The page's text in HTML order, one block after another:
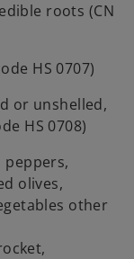
roots (CN
HS 0707)
or unshelled,
HS 0708)
peppers,
olives,
other